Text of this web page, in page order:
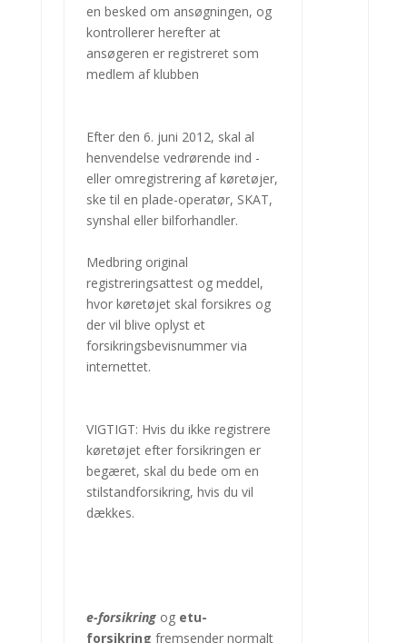
en besked om ansøgningen, og
kontrollerer herefter at
ansøgeren er registreret som
medlem af klubben
Efter den 6. juni 2012, skal al
henvendelse vedrørende ind -
eller omregistrering af køretøjer,
ske til en plade-operatør, SKAT,
synshal eller bilforhandler.
Medbring original
registreringsattest og meddel,
hvor køretøjet skal forsikres og
der vil blive oplyst et
forsikringsbevisnummer via
internettet.
VIGTIGT: Hvis du ikke registrere
køretøjet efter forsikringen er
begæret, skal du bede om en
stilstandforsikring, hvis du vil
dækkes.
e-forsikring og etu-
forsikring fremsender normalt